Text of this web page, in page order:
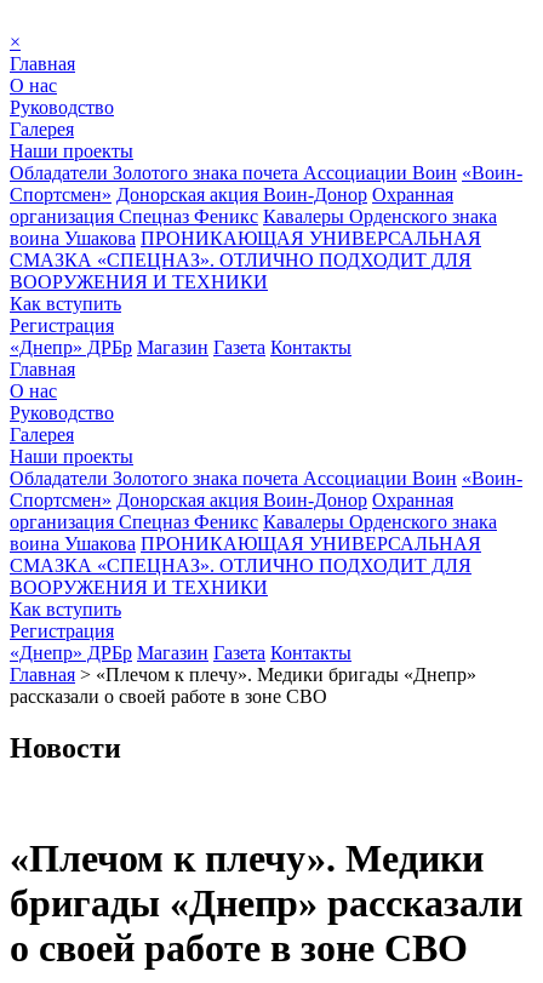
×
Главная
О нас
Руководство
Галерея
Наши проекты
Обладатели Золотого знака почета Ассоциации Воин «Воин-
Спортсмен» Донорская акция Воин-Донор Охранная
организация Спецназ Феникс Кавалеры Орденского знака
воина Ушакова ПРОНИКАЮЩАЯ УНИВЕРСАЛЬНАЯ
СМАЗКА «СПЕЦНАЗ». ОТЛИЧНО ПОДХОДИТ ДЛЯ
ВООРУЖЕНИЯ И ТЕХНИКИ
Как вступить
Регистрация
«Днепр» ДРБр Магазин Газета Контакты
Главная
О нас
Руководство
Галерея
Наши проекты
Обладатели Золотого знака почета Ассоциации Воин «Воин-
Спортсмен» Донорская акция Воин-Донор Охранная
организация Спецназ Феникс Кавалеры Орденского знака
воина Ушакова ПРОНИКАЮЩАЯ УНИВЕРСАЛЬНАЯ
СМАЗКА «СПЕЦНАЗ». ОТЛИЧНО ПОДХОДИТ ДЛЯ
ВООРУЖЕНИЯ И ТЕХНИКИ
Как вступить
Регистрация
«Днепр» ДРБр Магазин Газета Контакты
Главная > «Плечом к плечу». Медики бригады «Днепр»
рассказали о своей работе в зоне СВО
Новости
«Плечом к плечу». Медики
бригады «Днепр» рассказали
о своей работе в зоне СВО